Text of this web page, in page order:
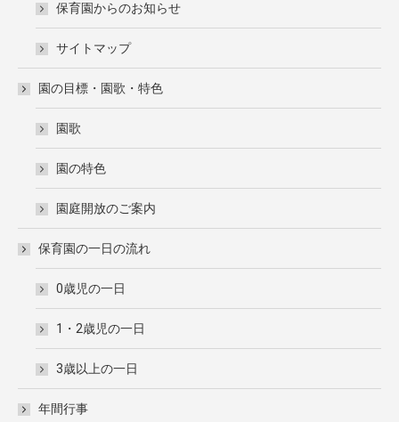
保育園からのお知らせ
サイトマップ
園の目標・園歌・特色
園歌
園の特色
園庭開放のご案内
保育園の一日の流れ
0歳児の一日
1・2歳児の一日
3歳以上の一日
年間行事